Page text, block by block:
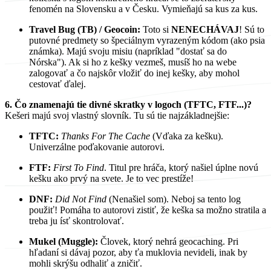
fenomén na Slovensku a v Česku. Vymieňajú sa kus za kus.
Travel Bug (TB) / Geocoin: Toto si NENECHÁVAJ! Sú to
putovné predmety so špeciálnym vyrazeným kódom (ako psia
známka). Majú svoju misiu (napríklad "dostať sa do
Nórska"). Ak si ho z kešky vezmeš, musíš ho na webe
zalogovať a čo najskôr vložiť do inej kešky, aby mohol
cestovať ďalej.
6. Čo znamenajú tie divné skratky v logoch (TFTC, FTF...)?
Kešeri majú svoj vlastný slovník. Tu sú tie najzákladnejšie:
TFTC: Thanks For The Cache (Vďaka za kešku).
Univerzálne poďakovanie autorovi.
FTF: First To Find. Titul pre hráča, ktorý našiel úplne novú
kešku ako prvý na svete. Je to vec prestíže!
DNF: Did Not Find (Nenašiel som). Neboj sa tento log
použiť! Pomáha to autorovi zistiť, že keška sa možno stratila a
treba ju ísť skontrolovať.
Mukel (Muggle): Človek, ktorý nehrá geocaching. Pri
hľadaní si dávaj pozor, aby ťa muklovia nevideli, inak by
mohli skrýšu odhaliť a zničiť.